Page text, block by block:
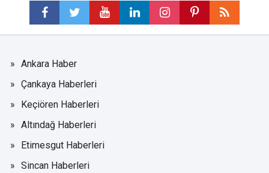
Ankara Haber
Çankaya Haberleri
Keçiören Haberleri
Altındağ Haberleri
Etimesgut Haberleri
Sincan Haberleri